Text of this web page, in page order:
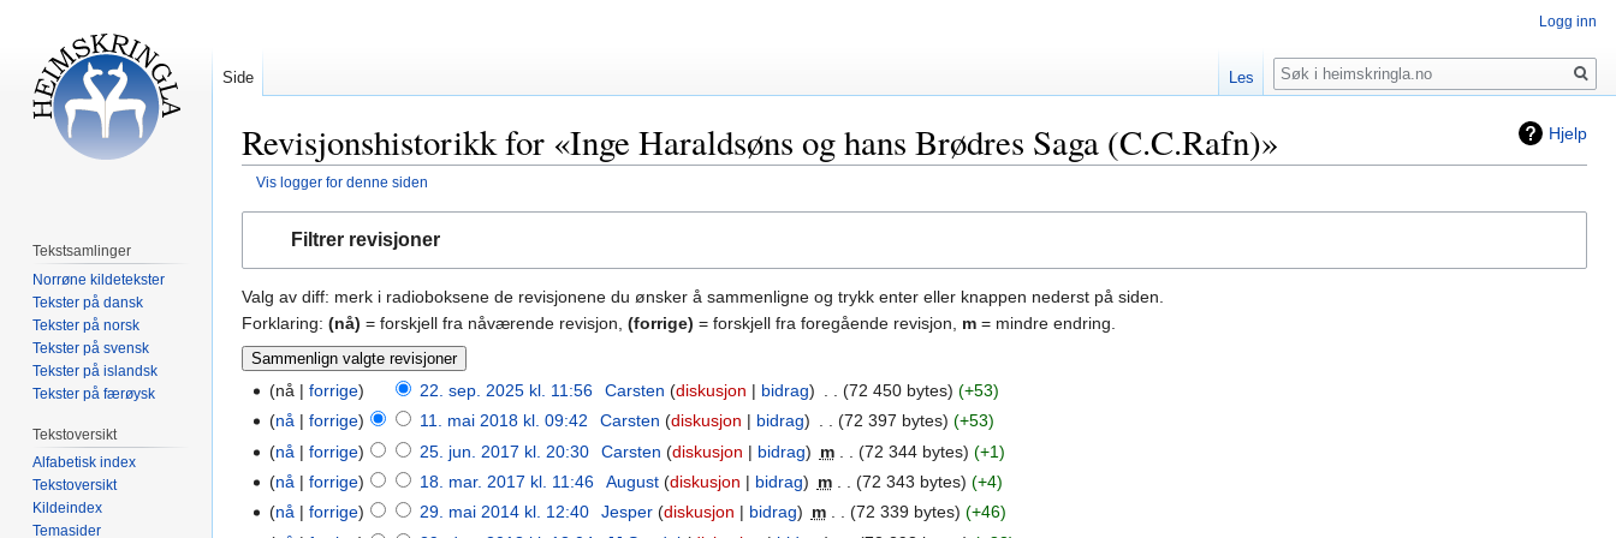
Hjelp
Revisjonshistorikk for «Inge Haraldsøns og hans Brødres Saga (C.C.Rafn)»
Vis logger for denne siden
Filtrer revisjoner
Valg av diff: merk i radioboksene de revisjonene du ønsker å sammenligne og trykk enter eller knappen nederst på siden.
Forklaring: (nå) = forskjell fra nåværende revisjon, (forrige) = forskjell fra foregående revisjon, m = mindre endring.
nå forrige 22. sep. 2025 kl. 11:56 Carsten diskusjon bidrag 72 450 bytes
+53
nå
forrige 11. mai 2018 kl. 09:42 Carsten diskusjon bidrag 72 397 bytes
+53
nå
forrige 25. jun. 2017 kl. 20:30 Carsten diskusjon bidrag m 72 344 bytes
+1
nå
forrige 18. mar. 2017 kl. 11:46 August diskusjon bidrag m 72 343 bytes
+4
nå
forrige 29. mai 2014 kl. 12:40 Jesper diskusjon bidrag m 72 339 bytes
+46
Logg inn
Side Les
Søk
Tekstsamlinger
Norrøne kildetekster
Tekster på dansk
Tekster på norsk
Tekster på svensk
Tekster på islandsk
Tekster på færøysk
Tekstoversikt
Alfabetisk index
Tekstoversikt
Kildeindex
Temasider